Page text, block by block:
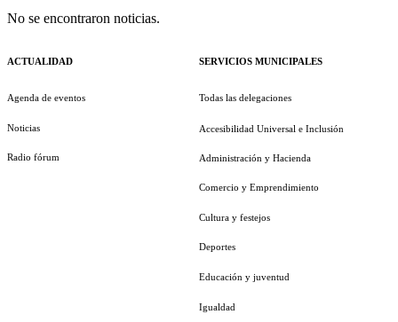
No se encontraron noticias.
ACTUALIDAD
Agenda de eventos
Noticias
Radio fórum
SERVICIOS MUNICIPALES
Todas las delegaciones
Accesibilidad Universal e Inclusión
Administración y Hacienda
Comercio y Emprendimiento
Cultura y festejos
Deportes
Educación y juventud
Igualdad